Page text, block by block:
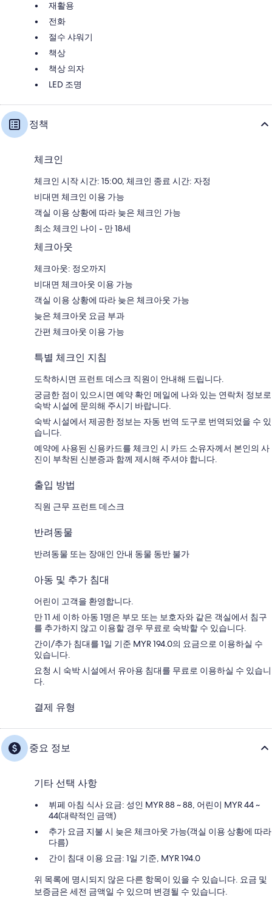
재활용
전화
절수 샤워기
책상
책상 의자
LED 조명
정책
체크인
체크인 시작 시간: 15:00, 체크인 종료 시간: 자정
비대면 체크인 이용 가능
객실 이용 상황에 따라 늦은 체크인 가능
최소 체크인 나이 - 만 18세
체크아웃
체크아웃: 정오까지
비대면 체크아웃 이용 가능
객실 이용 상황에 따라 늦은 체크아웃 가능
늦은 체크아웃 요금 부과
간편 체크아웃 이용 가능
특별 체크인 지침
도착하시면 프런트 데스크 직원이 안내해 드립니다.
궁금한 점이 있으시면 예약 확인 메일에 나와 있는 연락처 정보로
숙박 시설에 문의해 주시기 바랍니다.
숙박 시설에서 제공한 정보는 자동 번역 도구로 번역되었을 수 있
습니다.
예약에 사용된 신용카드를 체크인 시 카드 소유자께서 본인의 사
진이 부착된 신분증과 함께 제시해 주셔야 합니다.
출입 방법
직원 근무 프런트 데스크
반려동물
반려동물 또는 장애인 안내 동물 동반 불가
아동 및 추가 침대
어린이 고객을 환영합니다.
만 11 세 이하 아동 1명은 부모 또는 보호자와 같은 객실에서 침구
를 추가하지 않고 이용할 경우 무료로 숙박할 수 있습니다.
간이/추가 침대를 1일 기준 MYR 194.0의 요금으로 이용하실 수
있습니다.
요청 시 숙박 시설에서 유아용 침대를 무료로 이용하실 수 있습니
다.
결제 유형
중요 정보
기타 선택 사항
뷔페 아침 식사 요금: 성인 MYR 88 ~ 88, 어린이 MYR 44 ~
44(대략적인 금액)
추가 요금 지불 시 늦은 체크아웃 가능(객실 이용 상황에 따라
다름)
간이 침대 이용 요금: 1일 기준, MYR 194.0
위 목록에 명시되지 않은 다른 항목이 있을 수 있습니다. 요금 및
보증금은 세전 금액일 수 있으며 변경될 수 있습니다.